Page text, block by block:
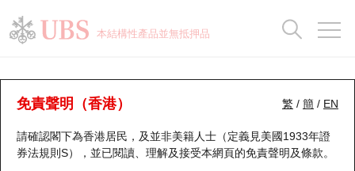
本結構性產品並無抵押品
繁 / 簡 / EN
免責聲明（香港）
請確認閣下為香港居民，及並非美籍人士（定義見美國1933年證
券法規則S），並已閱讀、理解及接受本網頁的免責聲明及條款。
認股證分析儀
表現 街貨統計 比較
瑞銀認股證一覽
新發行瑞銀認股證
街貨統計
比較
牛熊全景快搜
牛熊證搜尋
街貨統計
比較
十大升幅/跌幅
十大認股證成交分佈
正股分析儀
二十大活躍股份
持股比重
顯示所有持股比重
每月輪證大市專題
輪證專欄